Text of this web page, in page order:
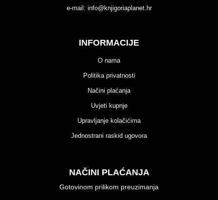
e-mail: info@knjigoriaplanet.hr
INFORMACIJE
O nama
Politika privatnosti
Načini plaćanja
Uvjeti kupnje
Upravljanje kolačićima
Jednostrani raskid ugovora
NAČINI PLAĆANJA
Gotovinom prilikom preuzimanja